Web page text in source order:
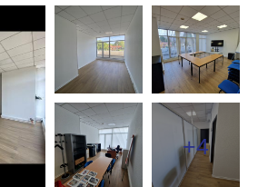
+4